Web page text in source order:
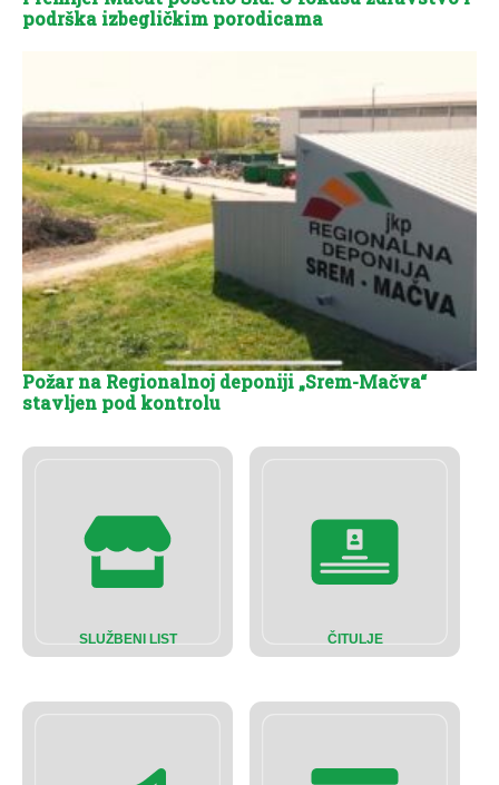
SLUŽBENI LIST ČITULJE
podrška izbegličkim porodicama
Požar na Regionalnoj deponiji „Srem-Mačva“
stavljen pod kontrolu